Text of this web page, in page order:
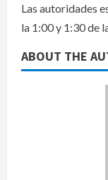
Las autoridades
la 1:00 y 1:30 de
ABOUT THE